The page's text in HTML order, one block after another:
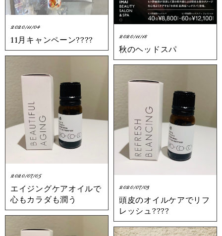
2020/11/18
秋のヘッドスパ
2020/11/04
11月キャンペーン????
2020/07/05
エイジングケアオイルで
心もカラダも潤う
2020/07/03
頭皮のオイルケアでリフ
レッシュ????